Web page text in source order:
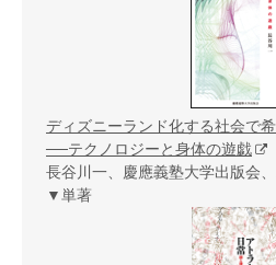
ディズニーランド化する社会で
──テクノロジーと身体の遊戯
長谷川一、慶應義塾大学出版会
▼単著